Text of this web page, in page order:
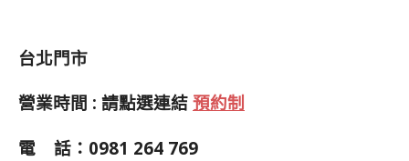
台北門市
營業時間 : 請點選連結 預約制
電 話：0981 264 769